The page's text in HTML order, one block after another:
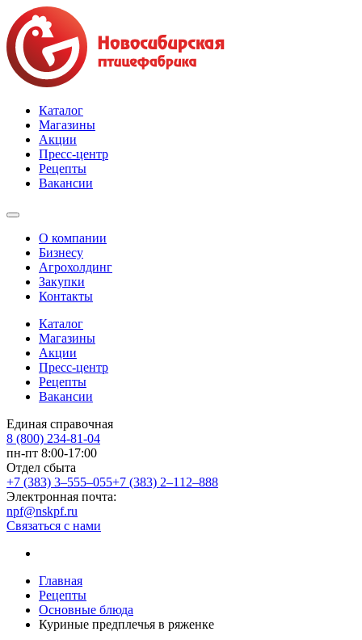
Каталог
Магазины
Акции
Пресс-центр
Рецепты
Вакансии
О компании
Бизнесу
Агрохолдинг
Закупки
Контакты
Каталог
Магазины
Акции
Пресс-центр
Рецепты
Вакансии
Единая справочная
8 (800) 234-81-04
пн-пт 8:00-17:00
Отдел сбыта
+7 (383) 3‒555‒055+7 (383) 2‒112‒888
Электронная почта:
npf@nskpf.ru
Связаться с нами
Главная
Рецепты
Основные блюда
Куриные предплечья в ряженке